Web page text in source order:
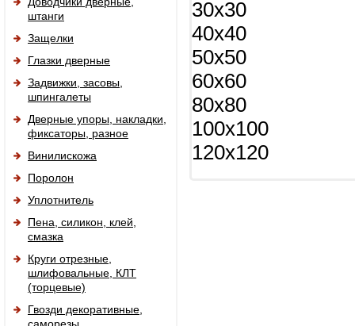
штанги
Защелки
Глазки дверные
Задвижки, засовы,
шпингалеты
Дверные упоры, накладки,
фиксаторы, разное
Винилискожа
Поролон
Уплотнитель
Пена, силикон, клей,
смазка
Круги отрезные,
шлифовальные, КЛТ
(торцевые)
Гвозди декоративные,
30x30
40x40
50x50
60x60
80x80
100х100
120x120